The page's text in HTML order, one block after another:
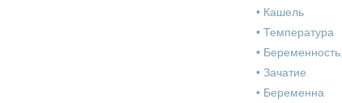
• Кашель
• Температура
•
• Зачатие
• Беременна